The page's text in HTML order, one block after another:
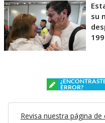
su
ERROR?
Revisa nuestra página de